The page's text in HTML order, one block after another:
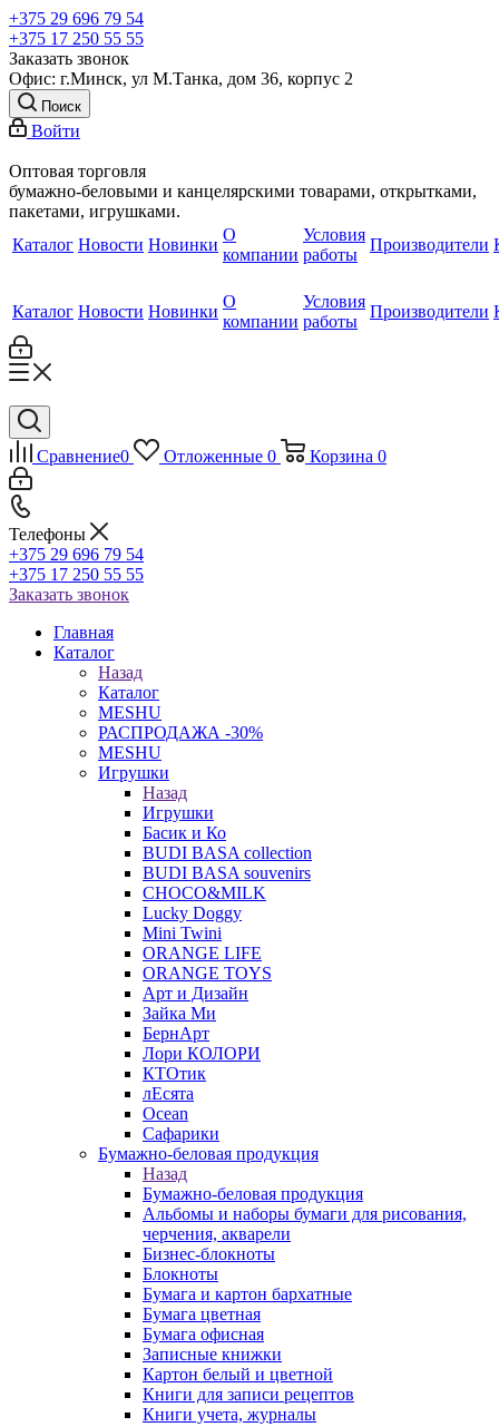
+375 29 696 79 54
+375 17 250 55 55
Заказать звонок
Офис: г.Минск, ул М.Танка, дом 36, корпус 2
Поиск
Войти
Оптовая торговля
бумажно-беловыми и канцелярскими товарами, открытками,
пакетами, игрушками.
Каталог Новости Новинки
О
компании
Условия
работы
Производители
Каталог Новости Новинки
О
компании
Условия
работы
Производители
Сравнение0 Отложенные 0 Корзина 0
Телефоны
+375 29 696 79 54
+375 17 250 55 55
Заказать звонок
Главная
Каталог
Назад
Каталог
MESHU
РАСПРОДАЖА -30%
MESHU
Игрушки
Назад
Игрушки
Басик и Ко
BUDI BASA collection
BUDI BASA souvenirs
CHOCO&MILK
Lucky Doggy
Mini Twini
ORANGE LIFE
ORANGE TOYS
Арт и Дизайн
Зайка Ми
БернАрт
Лори КОЛОРИ
КТОтик
лЕсята
Ocean
Сафарики
Бумажно-беловая продукция
Назад
Бумажно-беловая продукция
Альбомы и наборы бумаги для рисования,
черчения, акварели
Бизнес-блокноты
Блокноты
Бумага и картон бархатные
Бумага цветная
Бумага офисная
Записные книжки
Картон белый и цветной
Книги для записи рецептов
Книги учета, журналы